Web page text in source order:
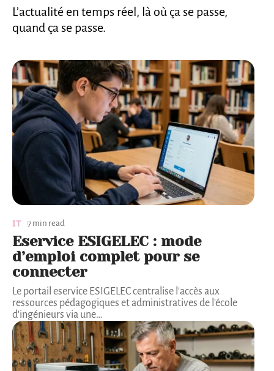
L’actualité en temps réel, là où ça se passe,
quand ça se passe.
IT 7 min read
Eservice ESIGELEC : mode
d’emploi complet pour se
connecter
Le portail eservice ESIGELEC centralise l'accès aux
ressources pédagogiques et administratives de l'école
d'ingénieurs via une…